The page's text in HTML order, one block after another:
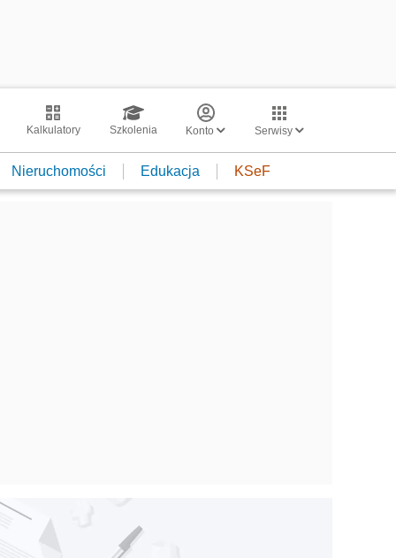
Kalkulatory Szkolenia Konto Serwisy
Nieruchomości Edukacja KSeF